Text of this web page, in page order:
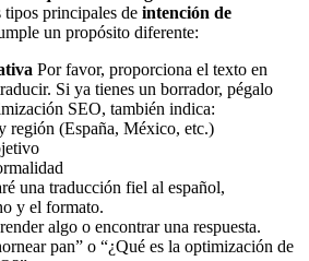
tipos principales de intención de
un propósito diferente:
Por favor, proporciona el texto en
Si ya tienes un borrador, pégalo
SEO, también indica:
región (España, México, etc.)
una traducción fiel al español,
y el formato.
algo o encontrar una respuesta.
pan” o “¿Qué es la optimización de